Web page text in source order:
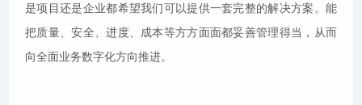
是项目还是企业都希望我们可以提供一套完整的解决方案。能
把质量、安全、进度、成本等方方面面都妥善管理得当，从而
向全面业务数字化方向推进。